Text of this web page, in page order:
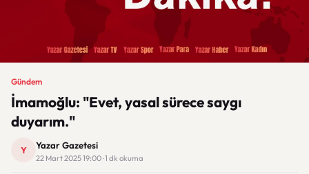
Gündem
İmamoğlu: "Evet, yasal sürece saygı
duyarım."
Y Yazar Gazetesi
22 Mart 2025 19:00 · 1 dk okuma